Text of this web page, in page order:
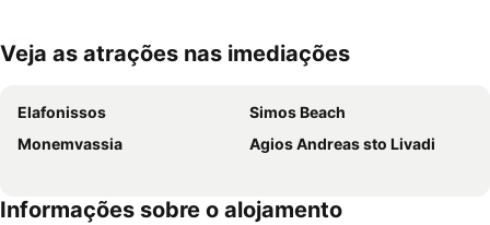
Ampliar mapa
Veja as atrações nas imediações
Elafonissos
Simos Beach
Monemvassia
Agios Andreas sto Livadi
Informações sobre o alojamento